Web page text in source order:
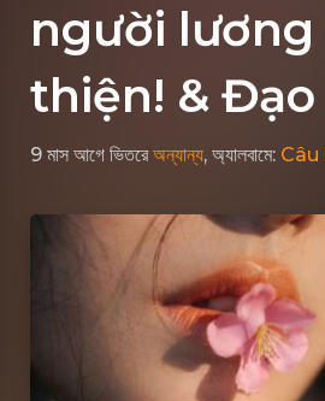
người lương
thiện! & Đạo
9 মাস আগে ভিতরেঅন্যান্য, অ্যালবামে: Câu